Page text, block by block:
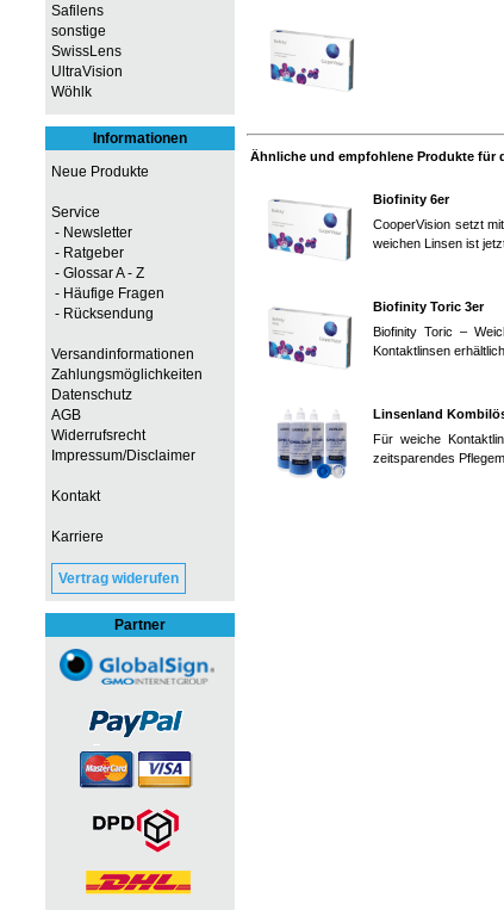
Safilens
sonstige
SwissLens
UltraVision
Wöhlk
Informationen
Neue Produkte
Service
- Newsletter
- Ratgeber
- Glossar A - Z
- Häufige Fragen
- Rücksendung
Versandinformationen
Zahlungsmöglichkeiten
Datenschutz
AGB
Widerrufsrecht
Impressum/Disclaimer
Kontakt
Karriere
Vertrag widerufen
Partner
Ähnliche und empfohlene Produkte für
Biofinity 6er
CooperVision setzt
weichen Linsen ist
Biofinity Toric 3er
Biofinity Toric –
Kontaktlinsen
Linsenland
Für weiche
zeitsparendes